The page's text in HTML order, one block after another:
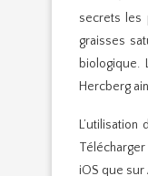
secrets les
graisses
biologique.
Hercberg
iOS que